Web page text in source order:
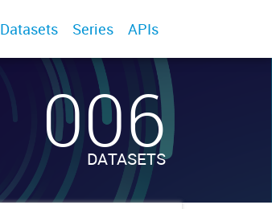
Datasets Series APIs
006
DATASETS